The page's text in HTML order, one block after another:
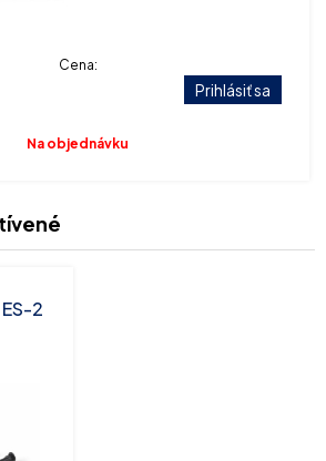
Cena:
Prihlásiť sa
Na objednávku
2